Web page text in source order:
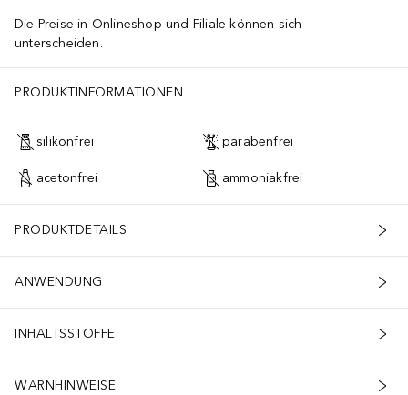
Die Preise in Onlineshop und Filiale können sich
unterscheiden.
PRODUKTINFORMATIONEN
silikonfrei parabenfrei
acetonfrei ammoniakfrei
PRODUKTDETAILS
ANWENDUNG
INHALTSSTOFFE
WARNHINWEISE